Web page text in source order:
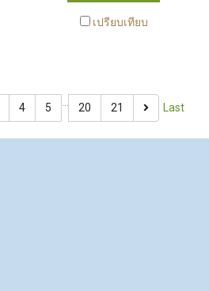
เปรียบเทียบ
4 5 … 20 21 Last